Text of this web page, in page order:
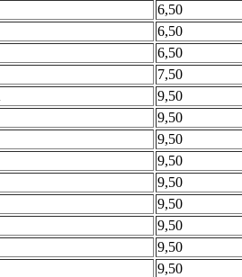
6,50
6,50
6,50
7,50
9,50
9,50
9,50
9,50
9,50
9,50
9,50
9,50
9,50